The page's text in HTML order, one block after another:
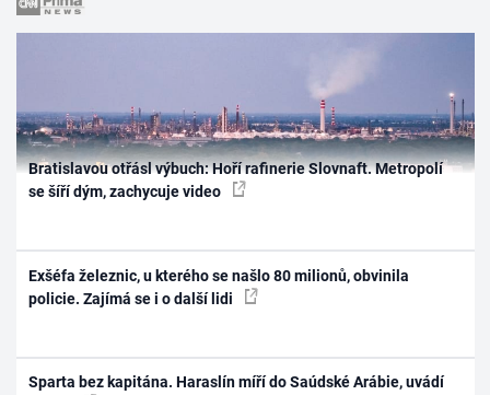
Bratislavou otřásl výbuch: Hoří rafinerie Slovnaft. Metropolí
se šíří dým, zachycuje video
Exšéfa železnic, u kterého se našlo 80 milionů, obvinila
policie. Zajímá se i o další lidi
Sparta bez kapitána. Haraslín míří do Saúdské Arábie, uvádí